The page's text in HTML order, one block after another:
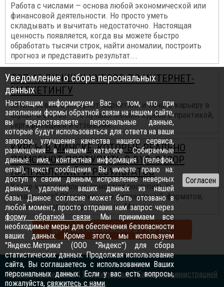
Работа с числами — основа любой экономической или
финансовой деятельности. Но просто уметь
складывать и вычитать недостаточно. Настоящая
ценность появляется, когда вы можете быстро
обработать тысячи строк, найти аномалии, построить
прогноз и представить результат...
ТОП-10 ЛУЧШИХ КУРСОВ ПО ИНТЕРНЕТ-
МАРКЕТИНГУ
Хотите освоить интернет-маркетинг и начать карьеру в
digital? В статье — 10 лучших онлайн-курсов с практикой,
сертификацией и отзывами...
КУРСЫ В МИНСКЕ, КОТОРЫЕ РЕАЛЬНО
ПОМОГАЮТ ПОСТУПИТЬ В ВУЗ: ОБЗОР
НАПРАВЛЕНИЙ И РЕЗУЛЬТАТОВ
Какие курсы реально помогают поступить в
университет? Обзор сильных направлений, форматов,
преподавателей и примеров из Минска...
ДРУГИЕ ПУБЛИКАЦИИ В РУБРИКЕ
Правила размещения| Услуги портала|Связь с администрацией
Уведомление о сборе персональных
данных
Настоящим информируем Вас о том, что при
заполнении формы обратной связи на нашем сайте,
вы предоставляете персональные данные,
которые будут использоваться для: ответа на ваши
запросы, улучшения качества нашего сервиса,
размещения в нашем каталоге. Собираемые
данные: имя, контактная информация (телефон,
email), текст сообщения. Вы имеете право на:
доступ к своим данным, исправление неверных
данных, удаление ваших данных из нашей
базы. Данное согласие может быть отозвано в
любой момент, просто отправив нам запрос через
форму обратной связи. Мы принимаем все
необходимые меры для обеспечения безопасности
ваших данных. Кроме этого, мы используем
"Яндекс.Метрика" (ООО "Яндекс") для сбора
статистических данных. Продолжая использование
сайта, Вы соглашаетесь с использованием Ваших
персональных данных. Если у вас есть вопросы,
пожалуйста, свяжитесь с нами.